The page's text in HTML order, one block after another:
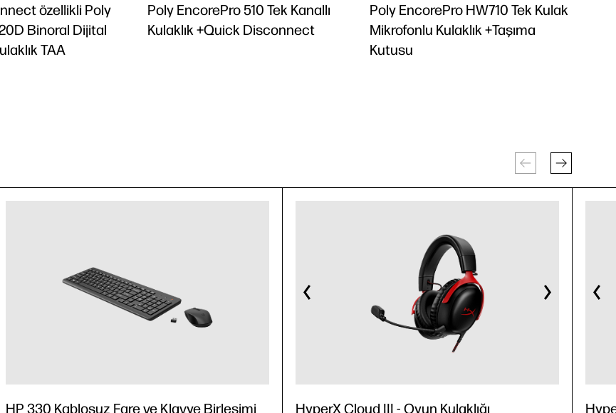
özellikli Poly
Binoral Dijital
TAA
Poly EncorePro 510 Tek Kanallı
Kulaklık +Quick Disconnect
Poly EncorePro HW710 Tek Kulak
Mikrofonlu Kulaklık +Taşıma
Kutusu
HP 330 Kablosuz Fare ve Klavye Birleşimi
HyperX Cloud III - Oyun Kulaklığı